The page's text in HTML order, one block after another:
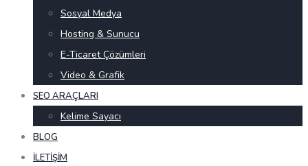
Sosyal Medya
Hosting & Sunucu
E-Ticaret Çözümleri
Video & Grafik
SEO ARAÇLARI
Kelime Sayacı
BLOG
İLETIŞIM